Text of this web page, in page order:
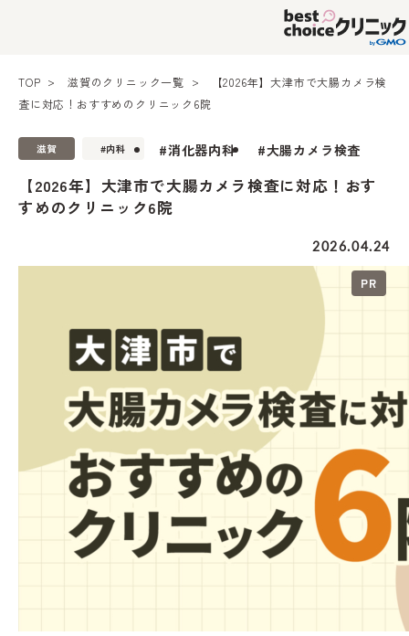
TOP 滋賀のクリニック一覧
【2026年】大津市で大腸カメラ検
査に対応！おすすめのクリニック6院
滋賀 #内科 #消化器内科 #大腸カメラ検査
【2026年】大津市で大腸カメラ検査に対応！おす
すめのクリニック6院
2026.04.24